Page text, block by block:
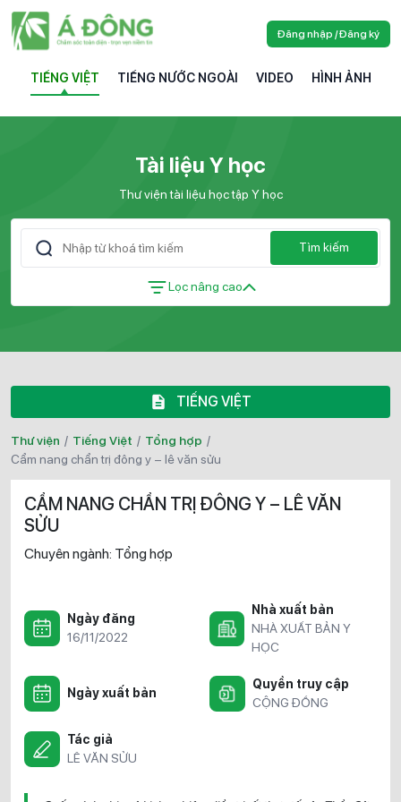
TIẾNG VIỆT TIẾNG NƯỚC NGOÀI VIDEO HÌNH ẢNH
Đăng nhập / Đăng ký
Tài liệu Y học
Thư viện tài liệu học tập Y học
Tìm kiếm
Lọc nâng cao
TIẾNG VIỆT
Thư viện / Tiếng Việt / Tổng hợp /
cẩm nang chẩn trị đông y – lê văn sửu
CẨM NANG CHẨN TRỊ ĐÔNG Y – LÊ VĂN
SỬU
Chuyên ngành: Tổng hợp
Ngày đăng
16/11/2022
Nhà xuất bản
NHÀ XUẤT BẢN Y
HỌC
Ngày xuất bản
Quyền truy cập
CỘNG ĐỒNG
Tác giả
LÊ VĂN SỬU